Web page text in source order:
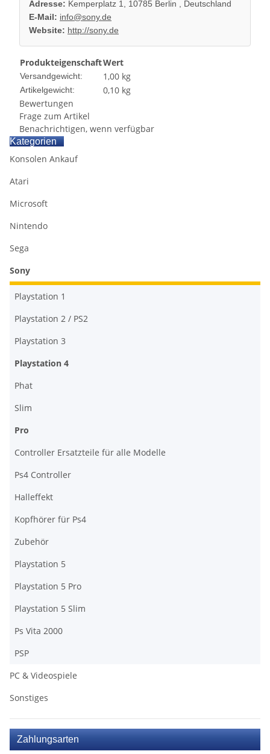
Adresse: Kemperplatz 1, 10785 Berlin , Deutschland
E-Mail: info@sony.de
Website: http://sony.de
ProdukteigenschaftWert
Versandgewicht: 1,00 kg
Artikelgewicht: 0,10 kg
Bewertungen
Frage zum Artikel
Benachrichtigen, wenn verfügbar
Kategorien
Konsolen Ankauf
Atari
Microsoft
Nintendo
Sega
Sony
Playstation 1
Playstation 2 / PS2
Playstation 3
Playstation 4
Phat
Slim
Pro
Controller Ersatzteile für alle Modelle
Ps4 Controller
Halleffekt
Kopfhörer für Ps4
Zubehör
Playstation 5
Playstation 5 Pro
Playstation 5 Slim
Ps Vita 2000
PSP
PC & Videospiele
Sonstiges
Zahlungsarten